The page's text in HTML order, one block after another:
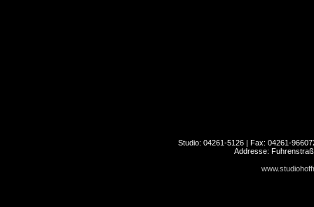
Studio: 04261-5126 | Fax: 04261-
Addresse: